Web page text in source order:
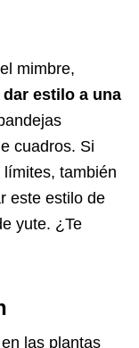
mimbre,
dar estilo a una
cuadros. Si
también
este estilo de
yute. ¿Te
las plantas